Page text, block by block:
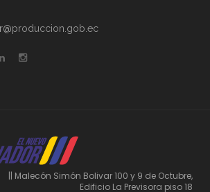
|| Malecón Simón Bolivar 100 y 9 de Octubre,
Edificio La Previsora piso 18